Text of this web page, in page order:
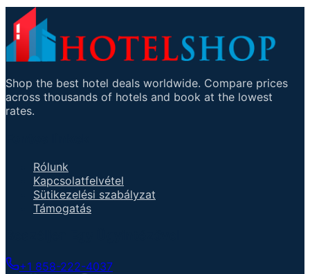
Shop the best hotel deals worldwide. Compare prices
across thousands of hotels and book at the lowest
rates.
Rólunk
Kapcsolatfelvétel
Sütikezelési szabályzat
Támogatás
+1 858-222-4037